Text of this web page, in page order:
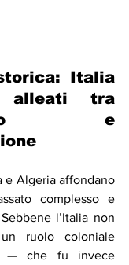
Italia
alleati tra
e
e Algeria affondano
complesso e
l’Italia non
ruolo coloniale
— che fu invece